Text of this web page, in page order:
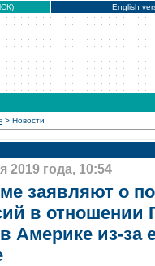
English
> Новости
2019 года, 10:54
заявляют о
в отношении
Америке из-за